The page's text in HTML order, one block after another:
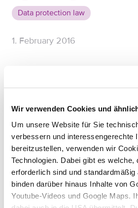
Wir verwenden Cookies und
Um unsere Website für Sie
verbessern und interessengerechte
bereitzustellen, verwenden wir
Technologien. Dabei gibt es welche,
erforderlich sind und
binden darüber hinaus Inhalte von
Youtube-Videos und Google Maps.
Data protection law
1. February 2016
highlight the various legal
Excerpt from Laurent Zerr’s
thesis: Procedure for opening
Legal framework, taking into
confidentiality and data